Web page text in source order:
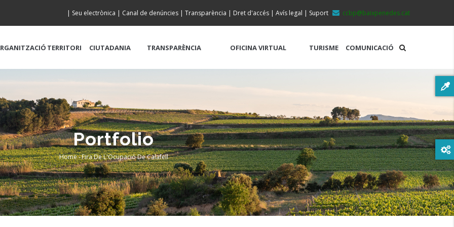
ccbp@baixpenedes.cat
| Seu electrònica | Canal de denúncies | Transparència | Dret d'accés | Avís legal | Suport
TERRITORI CIUTADANIA TRANSPARÈNCIA OFICINA VIRTUAL TURISME COMUNICACIÓ
Portfolio
Breadcrumb
Home-Fira De L'Ocupació De Calafell